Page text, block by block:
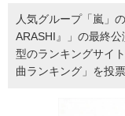
人気グループ「嵐」
ARASHI』」の最終
型のランキングサイ
曲ランキング」を投